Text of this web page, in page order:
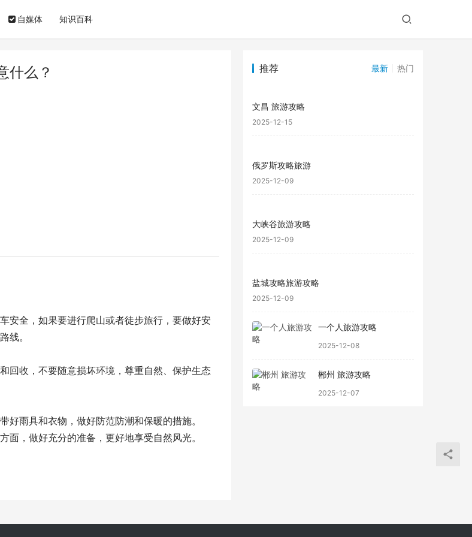
自媒体 知识百科
什么？
安全，如果要进行爬山或者徒步旅行，要做好安
线。
回收，不要随意损坏环境，尊重自然、保护生态
好雨具和衣物，做好防范防潮和保暖的措施。
，做好充分的准备，更好地享受自然风光。
推荐 最新 热门
文昌 旅游攻略
2025-12-15
俄罗斯攻略旅游
2025-12-09
大峡谷旅游攻略
2025-12-09
盐城攻略旅游攻略
2025-12-09
一个人旅游攻略
2025-12-08
郴州 旅游攻略
2025-12-07